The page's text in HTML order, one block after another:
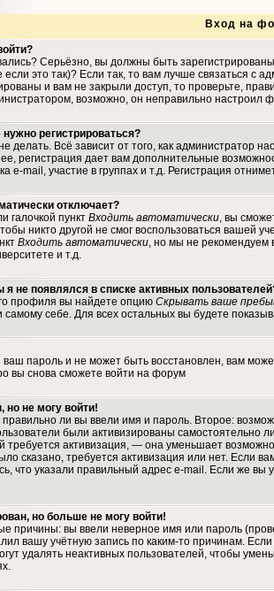
Вход на
Серьёзно, вы должны быть
это так)? Если так, то вам лучше связаться с
и вам не закрыли доступ, то проверьте,
возможно, он неправильно настроил
регистрироваться?
делать. Всё зависит от того, как
регистрация дает вам дополнительные
e-mail, участие в группах и т.д. Регистрация
отключает?
галочкой пункт Входить автоматически, вы
никто другой не смог воспользоваться вашей
Входить автоматически, но мы не рекомендуем
и т.д.
я не появлялся в списке активных
профиля вы найдете опцию Скрывать ваше
себе. Для всех остальных вы будете
ваш пароль и не может быть восстановлен, вам
вы снова сможете войти на форум
но не могу войти!
правильно ли вы ввели имя и пароль. Второе:
были активизированы самостоятельно
требуется активизация, — она уменьшает
сказано, требуется активизация или нет. Если
что указали правильный адрес e-mail. Если же
но больше не могу войти!
причины: вы ввели неверное имя или пароль
вашу учётную запись по каким-то причинам.
удалять неактивных пользователей, чтобы